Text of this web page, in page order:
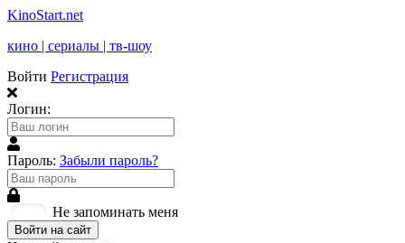
KinoStart.net
кино | сериалы | тв-шоу
Войти Регистрация
Логин:
Пароль: Забыли пароль?
Не запоминать меня
Войти на сайт